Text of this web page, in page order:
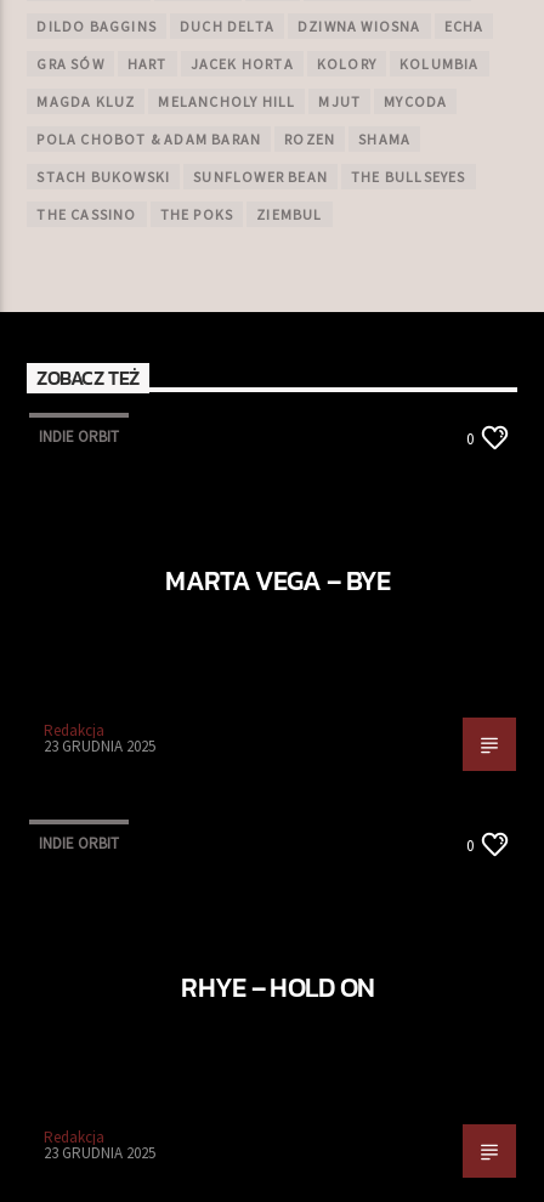
DILDO BAGGINS DUCH DELTA DZIWNA WIOSNA ECHA
GRA SÓW HART JACEK HORTA KOLORY KOLUMBIA
MAGDA KLUZ MELANCHOLY HILL MJUT MYCODA
POLA CHOBOT & ADAM BARAN ROZEN SHAMA
STACH BUKOWSKI SUNFLOWER BEAN THE BULLSEYES
THE CASSINO THE POKS ZIEMBUL
ZOBACZ TEŻ
INDIE ORBIT 0
MARTA VEGA – BYE
Redakcja
23 GRUDNIA 2025
INDIE ORBIT 0
RHYE – HOLD ON
Redakcja
23 GRUDNIA 2025